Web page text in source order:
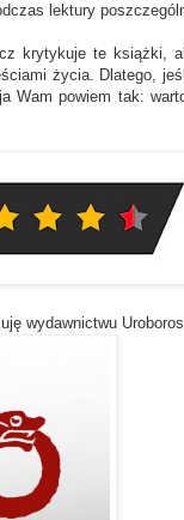
lektury
krytykuje te książki,
życia. Dlatego,
Wam powiem tak:
wydawnictwu Uroboros